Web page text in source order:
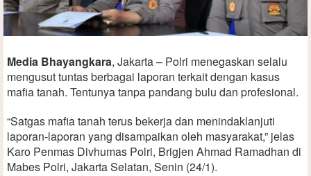
Media Bhayangkara, Jakarta – Polri menegaskan selalu
mengusut tuntas berbagai laporan terkait dengan kasus
mafia tanah. Tentunya tanpa pandang bulu dan profesional.
“Satgas mafia tanah terus bekerja dan menindaklanjuti
laporan-laporan yang disampaikan oleh masyarakat,” jelas
Karo Penmas Divhumas Polri, Brigjen Ahmad Ramadhan di
Mabes Polri, Jakarta Selatan, Senin (24/1).